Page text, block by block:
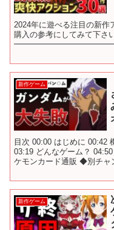
2024年に遊べる注目の新作
購入の参考にしてみて下さい
を網羅できます！...
新作ゲーム
目次 00:00 はじめに 00:42
03:19 どんなゲーム？
ケモンカード通販 ◆別チャ
新作ゲーム